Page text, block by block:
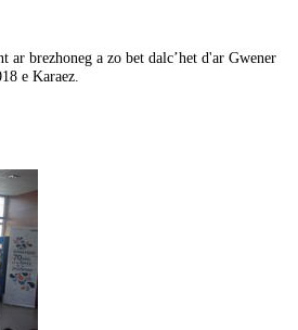
ar brezhoneg a zo bet dalc’het d'ar Gwener
e Karaez.